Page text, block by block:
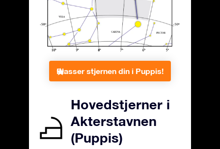
Plasser stjernen din i Puppis!
Hovedstjerner i
Akterstavnen
(Puppis)